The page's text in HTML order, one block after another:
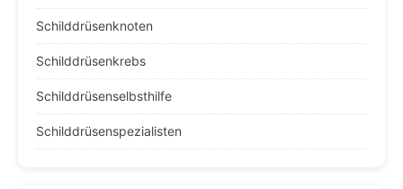
Schilddrüsenknoten
Schilddrüsenkrebs
Schilddrüsenselbsthilfe
Schilddrüsenspezialisten